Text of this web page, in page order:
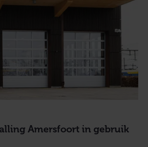
Amersfoort in gebruik